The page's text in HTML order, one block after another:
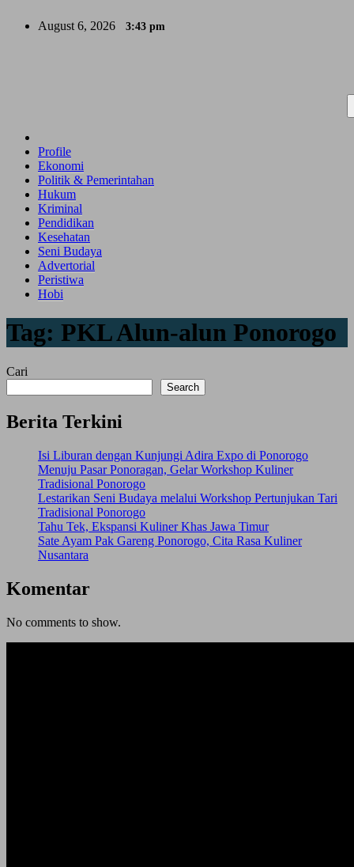
August 6, 2026 3:43 pm
Profile
Ekonomi
Politik & Pemerintahan
Hukum
Kriminal
Pendidikan
Kesehatan
Seni Budaya
Advertorial
Peristiwa
Hobi
Tag: PKL Alun-alun Ponorogo
Cari
Search
Berita Terkini
Isi Liburan dengan Kunjungi Adira Expo di Ponorogo
Menuju Pasar Ponoragan, Gelar Workshop Kuliner
Tradisional Ponorogo
Lestarikan Seni Budaya melalui Workshop Pertunjukan Tari
Tradisional Ponorogo
Tahu Tek, Ekspansi Kuliner Khas Jawa Timur
Sate Ayam Pak Gareng Ponorogo, Cita Rasa Kuliner
Nusantara
Komentar
No comments to show.